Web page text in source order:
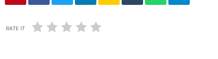
RATE IT